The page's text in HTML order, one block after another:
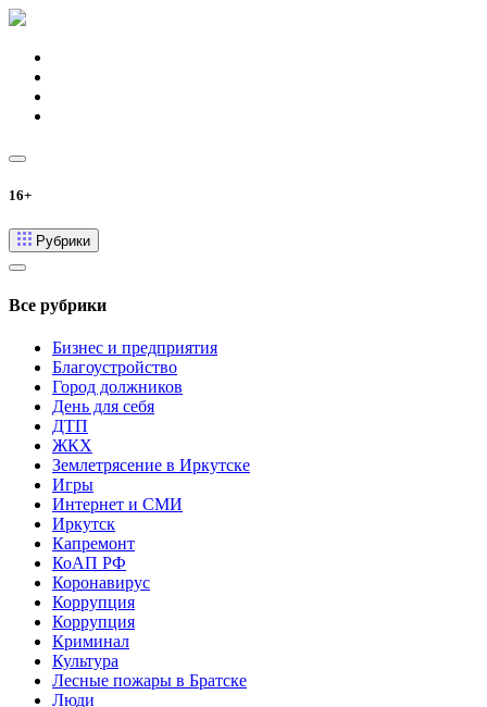
16+
Рубрики
Все рубрики
Бизнес и предприятия
Благоустройство
Город должников
День для себя
ДТП
ЖКХ
Землетрясение в Иркутске
Игры
Интернет и СМИ
Иркутск
Капремонт
КоАП РФ
Коронавирус
Коррупция
Коррупция
Криминал
Культура
Лесные пожары в Братске
Люди